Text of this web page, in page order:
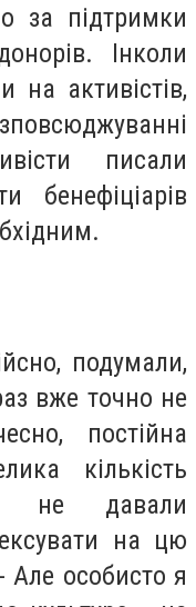
за підтримки
Інколи
на активістів,
писали
бенефіціарів
подумали,
вже точно не
постійна
кількість
не давали
на цю
Але особисто я